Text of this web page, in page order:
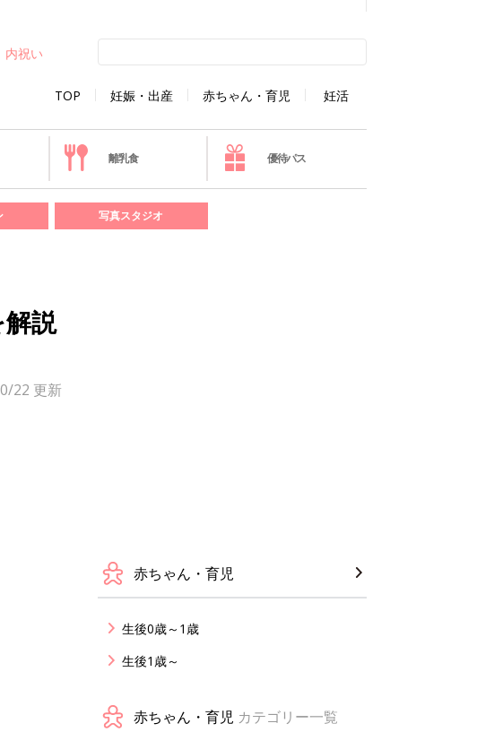
TOP 妊娠・出産 赤ちゃん・育児 妊活
内祝い
離乳食 優待パス
写真スタジオ
説
22 更新
赤ちゃん・育児
生後0歳～1歳
生後1歳～
赤ちゃん・育児 カテゴリー一覧